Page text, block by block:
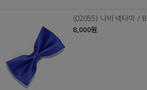
(02055) 나비 넥타이 /
8,000원